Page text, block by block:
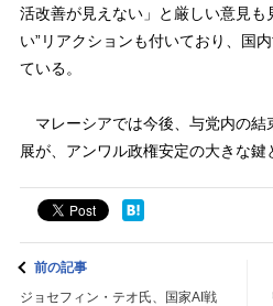
活改善が見えない」と厳しい意見も
い”リアクションも付いており、国
ている。
マレーシアでは今後、与党内の結
展が、アンワル政権安定の大きな鍵
前の記事
ジョセフィン・テオ氏、国家AI戦